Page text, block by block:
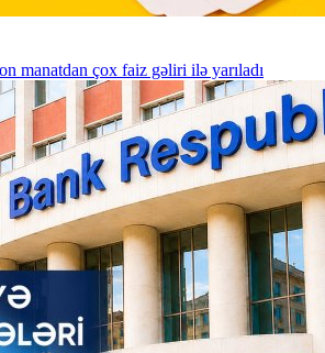
manatdan çox faiz gəliri ilə yarıladı